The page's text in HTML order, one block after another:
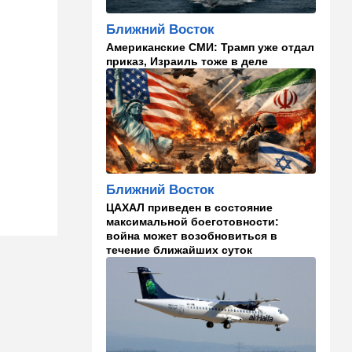
15:00 Культура
Звездное лето и водные
драконы в Израиле: куда
сходить с детьми на
каникулах
14:49 Стиль жизни
Спор, которому нет конца:
кто умнее - кошки или
собаки? Ученые дали ответ
14:41 Ближний Восток
Россия и Китай усиливают
поддержку Ирана: война с
США меняет баланс сил
14:18 Мнения
"Это ваше туда-сюда
страшно раздражает"
Транспорт
Ближний Восток
Американские СМИ: Трамп уже отдал
приказ, Израиль тоже в деле
Ближний Восток
ЦАХАЛ приведен в состояние
максимальной боеготовности:
война может возобновиться в
течение ближайших суток